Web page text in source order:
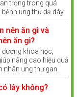
chính xác so với
chỉ dựa vào
mác, cảnh
phẩm trước khi
xác nhất, vui
số điện thoại
trọng trong quá
ung thư dạ dày.
Ung bướu bệnh viện
dinh dưỡng cho
dạ dày không
loại bệnh khác mà
theo một chế độ
nên ăn gì và
ăn gì?
dưỡng khoa học,
nâng cao hiệu quả
nhân ung thư gan.
bệnh ung thư gan
ăn gì là điều không
lây không?